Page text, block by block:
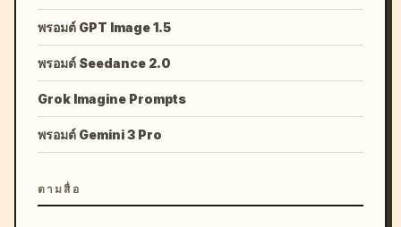
พรอมต์ GPT Image 1.5
พรอมต์ Seedance 2.0
Grok Imagine Prompts
พรอมต์ Gemini 3 Pro
ตามสื่อ